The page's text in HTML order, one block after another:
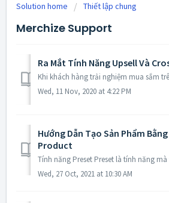
Solution home Thiết lập chung
Merchize Support
Ra Mắt Tính Năng Upsell Và
Wed, 11 Nov, 2020 at 4:22 PM
Hướng Dẫn Tạo Sản Phẩm
Product
Wed, 27 Oct, 2021 at 10:30 AM